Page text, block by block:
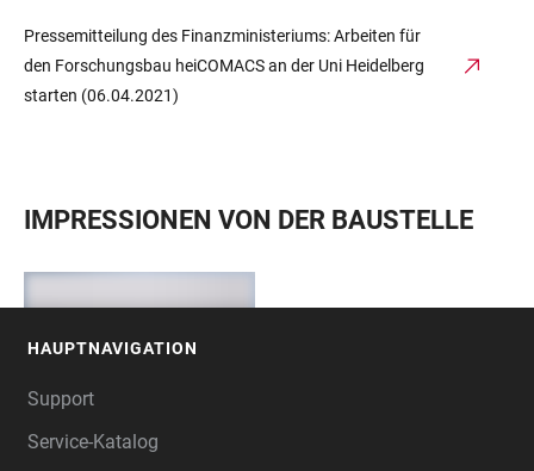
Pressemitteilung des Finanzministeriums: Arbeiten für
den Forschungsbau heiCOMACS an der Uni Heidelberg
starten (06.04.2021)
IMPRESSIONEN VON DER BAUSTELLE
HAUPTNAVIGATION
Support
Service-Katalog